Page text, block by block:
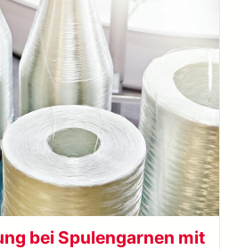
bei Spulengarnen mit